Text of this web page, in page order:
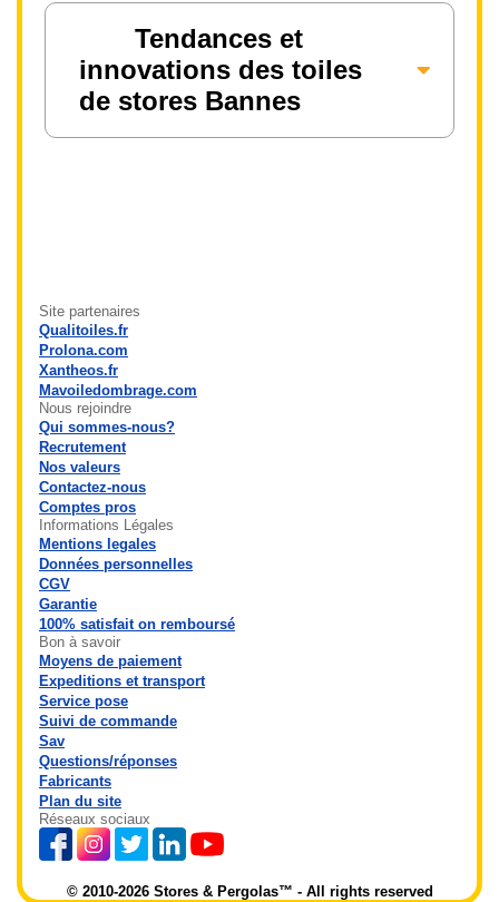
Tendances et
innovations des toiles
de stores Bannes
Site partenaires
Qualitoiles.fr
Prolona.com
Xantheos.fr
Mavoiledombrage.com
Nous rejoindre
Qui sommes-nous?
Recrutement
Nos valeurs
Contactez-nous
Comptes pros
Informations Légales
Mentions legales
Données personnelles
CGV
Garantie
100% satisfait on remboursé
Bon à savoir
Moyens de paiement
Expeditions et transport
Service pose
Suivi de commande
Sav
Questions/réponses
Fabricants
Plan du site
Réseaux sociaux
© 2010-2026 Stores & Pergolas™ - All rights reserved